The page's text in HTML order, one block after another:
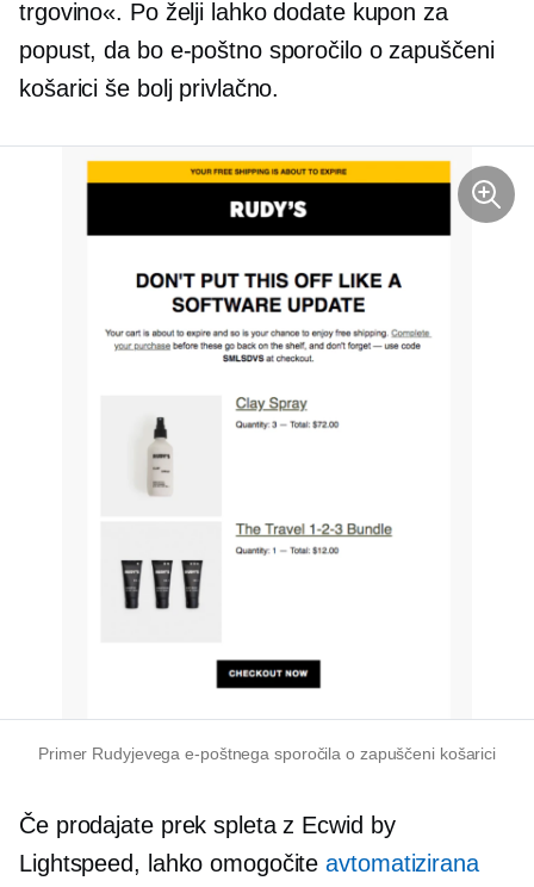
trgovino«. Po želji lahko dodate kupon za
popust, da bo e-poštno sporočilo o zapuščeni
košarici še bolj privlačno.
Primer Rudyjevega e-poštnega sporočila o zapuščeni košarici
Če prodajate prek spleta z Ecwid by
Lightspeed, lahko omogočiteavtomatizirana